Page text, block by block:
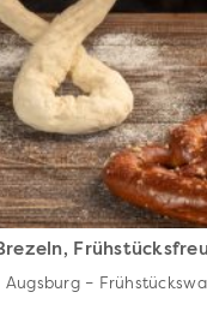
Augsburg –